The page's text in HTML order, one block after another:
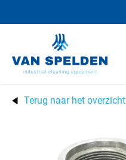
Terug naar het overzicht